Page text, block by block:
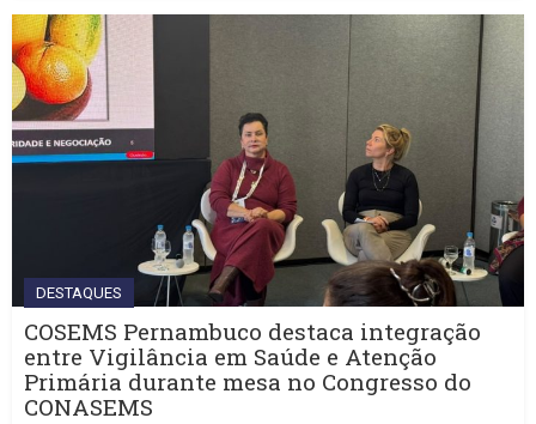
DESTAQUES
COSEMS Pernambuco destaca integração
entre Vigilância em Saúde e Atenção
Primária durante mesa no Congresso do
CONASEMS